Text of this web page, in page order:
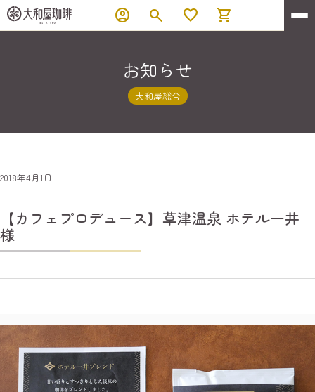
account_circle search favorite shopping_cart
お知らせ
大和屋総合
2018年4月1日
【カフェプロデュース】草津温泉 ホテル一井
様